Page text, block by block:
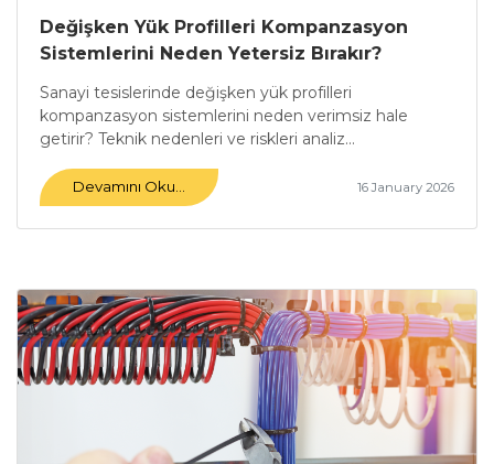
Değişken Yük Profilleri Kompanzasyon
Sistemlerini Neden Yetersiz Bırakır?
Sanayi tesislerinde değişken yük profilleri
kompanzasyon sistemlerini neden verimsiz hale
getirir? Teknik nedenleri ve riskleri analiz...
Devamını Oku... 16 January 2026